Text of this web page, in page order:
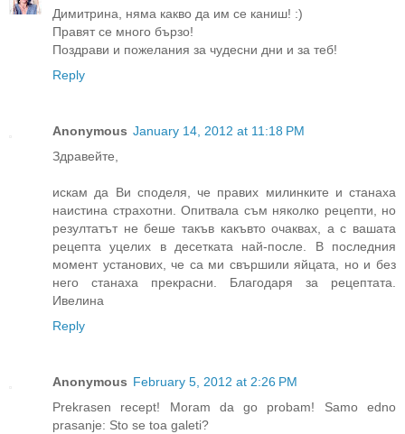
Димитрина, няма какво да им се каниш! :)
Правят се много бързо!
Поздрави и пожелания за чудесни дни и за теб!
Reply
Anonymous January 14, 2012 at 11:18 PM
Здравейте,
искам да Ви споделя, че правих милинките и станаха
наистина страхотни. Опитвала съм няколко рецепти, но
резултатът не беше такъв какъвто очаквах, а с вашата
рецепта уцелих в десетката най-после. В последния
момент установих, че са ми свършили яйцата, но и без
него станаха прекрасни. Благодаря за рецептата.
Ивелина
Reply
Anonymous February 5, 2012 at 2:26 PM
Prekrasen recept! Moram da go probam! Samo edno
prasanje: Sto se toa galeti?